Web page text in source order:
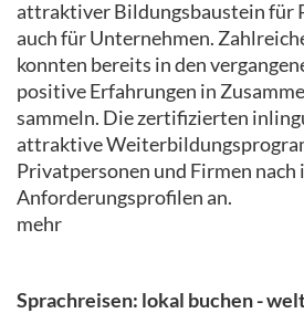
attraktiver Bildungsbaustein für
auch für Unternehmen.
konnten bereits in den
positive Erfahrungen in
sammeln. Die zertifizierten
attraktive
Privatpersonen und Firmen
Anforderungsprofilen an.
mehr
Sprachreisen: lokal buchen -